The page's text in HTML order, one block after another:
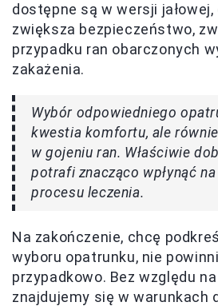
dostępne są w wersji
zwiększa bezpieczeństwo,
przypadku ran obarczonych
zakażenia.
Wybór odpowiedniego
kwestia komfortu, ale
w gojeniu ran. Właściwie
potrafi znacząco wpłynąć
procesu leczenia.
Na zakończenie, chcę
wyboru opatrunku, nie
przypadkowo. Bez względu
znajdujemy się w warunkach